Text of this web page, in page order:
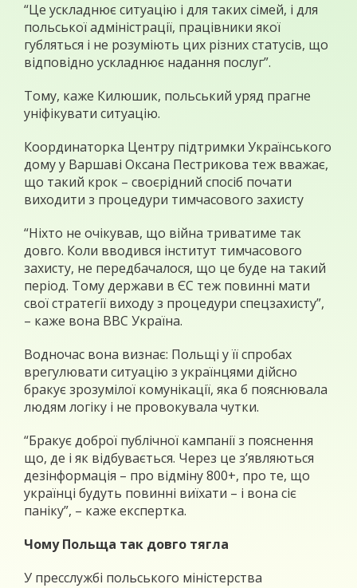
“Це ускладнює ситуацію і для таких сімей, і для
польської адміністрації, працівники якої
губляться і не розуміють цих різних статусів, що
відповідно ускладнює надання послуг”.
Тому, каже Килюшик, польський уряд прагне
уніфікувати ситуацію.
Координаторка Центру підтримки Українського
дому у Варшаві Оксана Пестрикова теж вважає,
що такий крок – своєрідний спосіб почати
виходити з процедури тимчасового захисту
“Ніхто не очікував, що війна триватиме так
довго. Коли вводився інститут тимчасового
захисту, не передбачалося, що це буде на такий
період. Тому держави в ЄС теж повинні мати
свої стратегії виходу з процедури спецзахисту”,
– каже вона ВВС Україна.
Водночас вона визнає: Польщі у її спробах
врегулювати ситуацію з українцями дійсно
бракує зрозумілої комунікації, яка б пояснювала
людям логіку і не провокувала чутки.
“Бракує доброї публічної кампанії з пояснення
що, де і як відбувається. Через це з’являються
дезінформація – про відміну 800+, про те, що
українці будуть повинні виїхати – і вона сіє
паніку”, – каже експертка.
Чому Польща так довго тягла
У пресслужбі польського міністерства